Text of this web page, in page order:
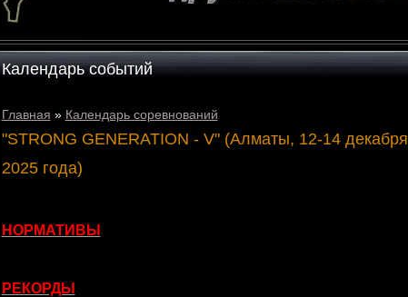
Календарь событий
Главная » Календарь соревнований
"STRONG GENERATION - V" (Алматы, 12-14 декабря
2025 года)
НОРМАТИВЫ
РЕКОРДЫ